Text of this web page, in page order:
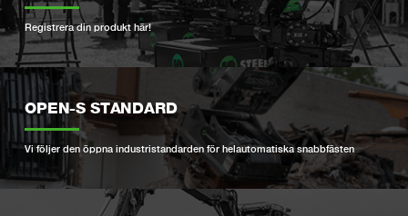
Registrera din produkt här!
OPEN-S STANDARD
Vi följer den öppna industristandarden för helautomatiska snabbfästen